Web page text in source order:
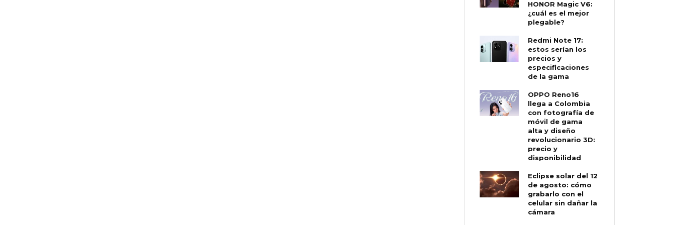
HONOR Magic V6:
¿cuál es el mejor
plegable?
Redmi Note 17:
estos serían los
precios y
especificaciones
de la gama
OPPO Reno16
llega a Colombia
con fotografía de
móvil de gama
alta y diseño
revolucionario 3D:
precio y
disponibilidad
Eclipse solar del 12
de agosto: cómo
grabarlo con el
celular sin dañar la
cámara